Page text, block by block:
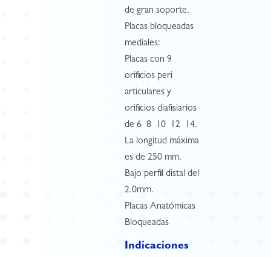
de gran soporte.
Placas bloqueadas
mediales:
Placas con 9
orificios peri
articulares y
orificios diafisiarios
de 6  8  10  12  14.
La longitud máxima
es de 250 mm.
Bajo perfil distal del
2.0mm.
Placas Anatómicas
Bloqueadas
Indicaciones